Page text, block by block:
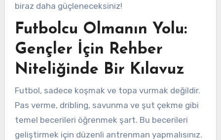
biraz daha güçleneceksiniz!
Futbolcu Olmanın Yolu:
Gençler İçin Rehber
Niteliğinde Bir Kılavuz
Futbol, sadece koşmak ve topa vurmak değildir.
Pas verme, dribling, savunma ve şut çekme gibi
temel becerileri öğrenmek şart. Bu becerileri
geliştirmek için düzenli antrenman yapmalısınız.